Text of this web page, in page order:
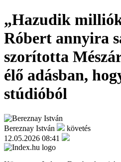
„Hazudik
Róbert annyira
szorította
élő adásban,
stúdióból
Bereznay István
követés
12.05.2026 08:41